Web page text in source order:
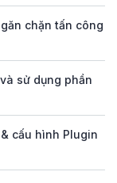
chặn tấn công
sử dụng phần
cấu hình Plugin